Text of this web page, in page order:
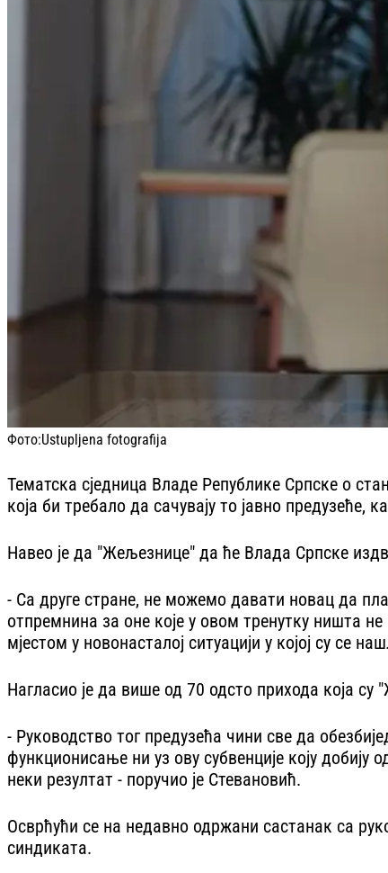
Фото:Ustupljena fotografija
Тематска сједница Владе Републике Српске о
која би требало да сачувају то јавно предузеће,
Навео је да "Жељезнице" да ће Влада Српске
- Са друге стране, не можемо давати новац да
отпремнина за оне које у овом тренутку ништа
мјестом у новонасталој ситуацији у којој су се
Нагласио је да више од 70 одсто прихода која
- Руководство тог предузећа чини све да
функционисање ни уз ову субвенције коју добију
неки резултат - поручио је Стевановић.
Осврћући се на недавно одржани састанак са
синдиката.